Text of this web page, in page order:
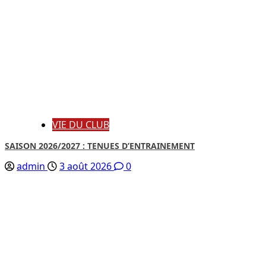
VIE DU CLUB
SAISON 2026/2027 : TENUES D’ENTRAINEMENT
admin 3 août 2026 0